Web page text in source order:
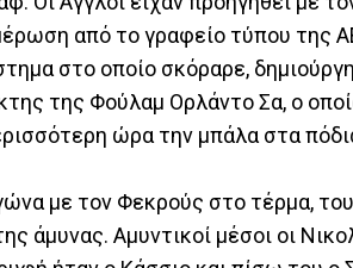
από το γραφείο τύπου της
στο οποίο σκόραρε,
της Φούλαμ Ορλάντο Σα, ο
ώρα την μπάλα στα
με τον Φεκρούς στο τέρμα,
άμυνας. Αμυντικοί μέσοι οι